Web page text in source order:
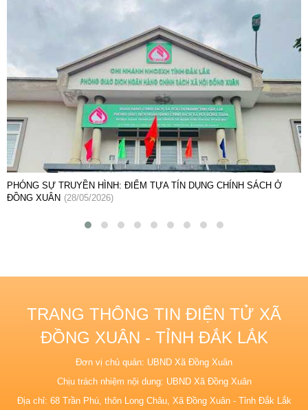
PHÓNG SỰ TRUYỀN HÌNH: ĐIỂM TỰA TÍN DỤNG CHÍNH SÁCH Ở
ĐỒNG XUÂN (28/05/2026)
TRANG THÔNG TIN ĐIỆN TỬ XÃ
ĐỒNG XUÂN - TỈNH ĐẮK LẮK
Đơn vị chủ quản: UBND Xã Đồng Xuân
Chịu trách nhiệm nội dung: UBND Xã Đồng Xuân
Địa chỉ: 68 Trần Phú, thôn Long Châu, Xã Đồng Xuân - Tỉnh Đắk Lắk